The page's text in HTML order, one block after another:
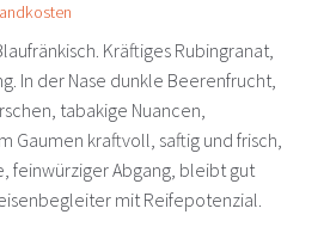
€.
Kräftiges Rubingranat,
In der Nase dunkle Beerenfrucht,
tabakige Nuancen,
Gaumen kraftvoll, saftig und frisch,
feinwürziger Abgang, bleibt gut
mit Reifepotenzial.